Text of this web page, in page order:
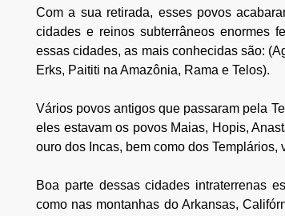
Com a sua retirada, esses povos
cidades e reinos subterrâneos enormes
essas cidades, as mais conhecidas são:
Erks, Paititi na Amazônia, Rama e Telos).
Vários povos antigos que passaram pela
eles estavam os povos Maias, Hopis,
ouro dos Incas, bem como dos Templários,
Boa parte dessas cidades intraterrenas
como nas montanhas do Arkansas,